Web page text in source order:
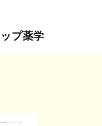
プ薬学